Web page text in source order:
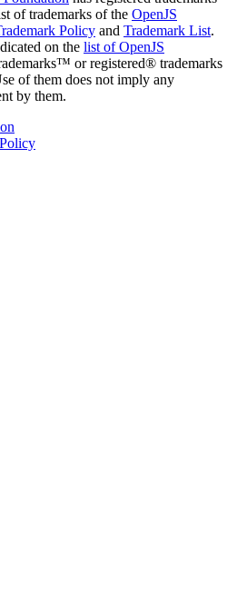
of trademarks of the OpenJS
Policy and Trademark List.
on the list of OpenJS
or registered® trademarks
of them does not imply any
by them.